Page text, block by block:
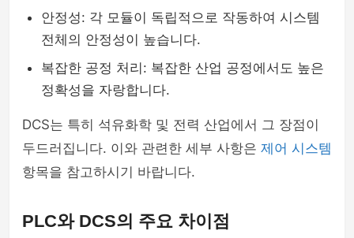
안정성: 각 모듈이 독립적으로 작동하여 시스템
전체의 안정성이 높습니다.
복잡한 공정 처리: 복잡한 산업 공정에서도 높은
정확성을 자랑합니다.
DCS는 특히 석유화학 및 전력 산업에서 그 장점이
두드러집니다. 이와 관련한 세부 사항은 제어 시스템
항목을 참고하시기 바랍니다.
PLC와 DCS의 주요 차이점